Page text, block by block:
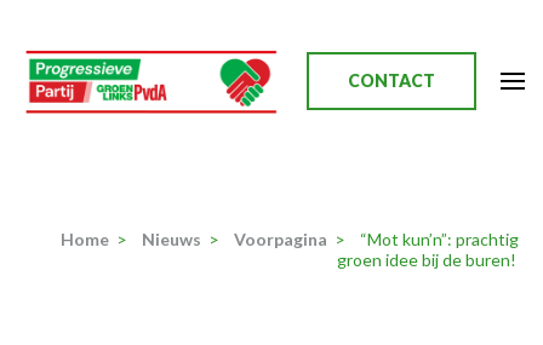
naar
inhoud
(Druk
CONTACT
Home > Nieuws > Voorpagina >
“Mot kun’n”: prachtig
groen idee bij de buren!